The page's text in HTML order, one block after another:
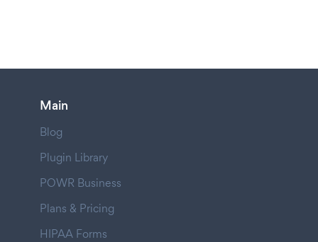
Main
Blog
Plugin Library
POWR Business
Plans & Pricing
HIPAA Forms